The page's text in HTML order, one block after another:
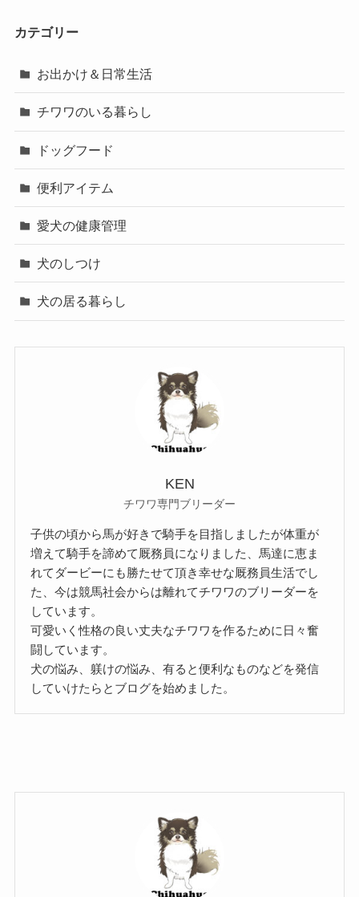
カテゴリー
お出かけ＆日常生活
チワワのいる暮らし
ドッグフード
便利アイテム
愛犬の健康管理
犬のしつけ
犬の居る暮らし
KEN
チワワ専門ブリーダー
子供の頃から馬が好きで騎手を目指しましたが体重が
増えて騎手を諦めて厩務員になりました、馬達に恵ま
れてダービーにも勝たせて頂き幸せな厩務員生活でし
た、今は競馬社会からは離れてチワワのブリーダーを
しています。
可愛いく性格の良い丈夫なチワワを作るために日々奮
闘しています。
犬の悩み、躾けの悩み、有ると便利なものなどを発信
していけたらとブログを始めました。